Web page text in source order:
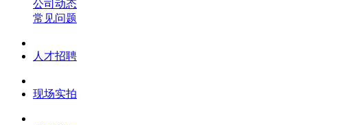
公司动态
常见问题
人才招聘
现场实拍